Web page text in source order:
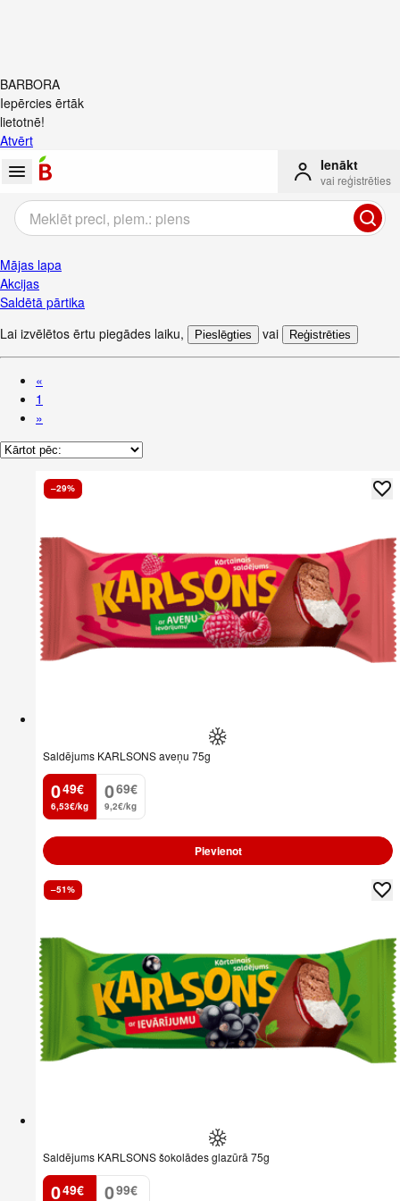
BARBORA
Iepērcies ērtāk
lietotnē!
Atvērt
Ienākt
vai reģistrēties
Mājas lapa
Akcijas
Saldētā pārtika
Lai izvēlētos ērtu piegādes laiku, Pieslēgties vai Reģistrēties
«
1
»
–29%
Saldējums KARLSONS aveņu 75g
0
. 49€
6,53€/kg
0
. 69€
9,2€/kg
Pievienot
–51%
Saldējums KARLSONS šokolādes glazūrā 75g
0
. 49€ 0
. 99€